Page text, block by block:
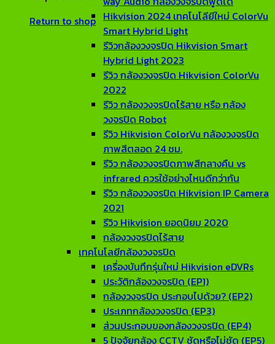
Return to shop Hikvision 2024 เทคโนโลียีใหม่ ColorVu
Smart Hybrid Light
รีวิวกล้องวงจรปิด Hikvision Smart
Hybrid Light 2023
รีวิว กล้องวงจรปิด Hikvision ColorVu
2022
รีวิว กล้องวงจรปิดไร้สาย หรือ กล้อง
วงจรปิด Robot
รีวิว Hikvision ColorVu กล้องวงจรปิด
ภาพสีตลอด 24 ชม.
รีวิว กล้องวงจรปิดภาพสีกลางคืน vs
infrared ควรใช้อย่างไหนดีกว่ากัน
รีวิว กล้องวงจรปิด Hikvision IP Camera
2021
รีวิว Hikvision ยอดนิยม 2020
กล้องวงจรปิดไร้สาย
เทคโนโลยีกล้องวงจรปิด
เครื่องบันทึกรุ่นใหม่ Hikvision eDVRs
ประวัติกล้องวงจรปิด (EP1)
กล้องวงจรปิด ประกอบไปด้วย? (EP2)
ประเภทกล้องวงจรปิด (EP3)
ส่วนประกอบของกล้องวงจรปิด (EP4)
5 ปัจจัยกล้อง CCTV ชัดหรือไม่ชัด (EP5)